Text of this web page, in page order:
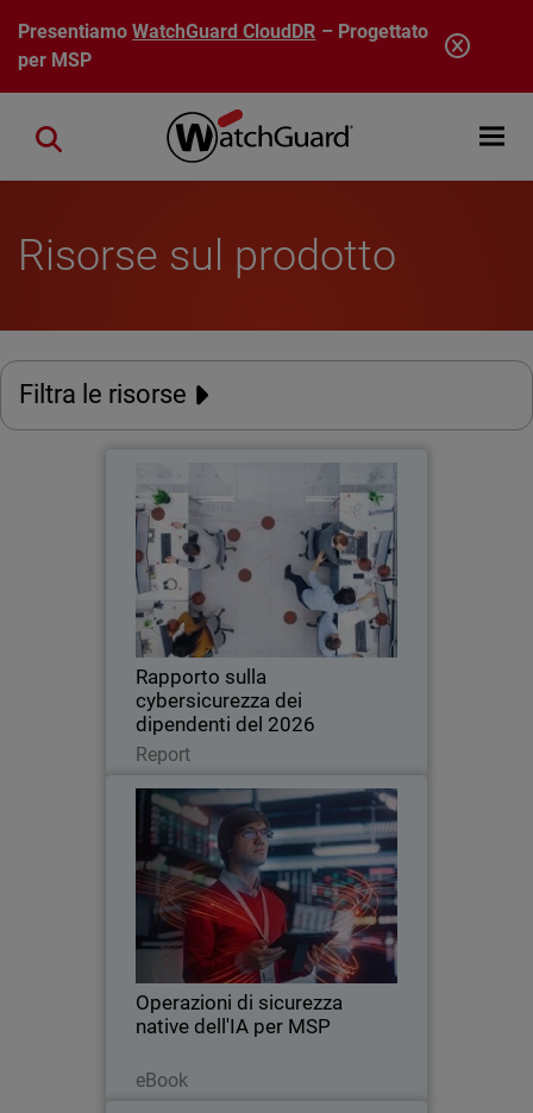
Salta al contenuto principale
PresentiamoWatchGuard CloudDR – Progettato
per MSP
Open
Close search
Risorse sul prodotto
Filtra le risorse
Rapporto sulla
cybersicurezza dei
dipendenti del 2026
Report
Rapporto sulla cybersicurezza
dei dipendenti del 2026
Una nuova ricerca globale rivela come
l'uso non autorizzato dell'intelligenza
artificiale e una scarsa igiene
informatica stiano aumentando i rischi
per le aziende di tutte le dimensioni.
Leggi ora
Thumbnail
Operazioni di sicurezza
native dell'IA per MSP
eBook
Operazioni di sicurezza native
dell'IA per MSP
Body
L'intelligenza artificiale sta
trasformando la sicurezza informatica
alla velocità della macchina, mettendo
in luce i limiti delle tradizionali
operazioni di sicurezza gestite
dall'uomo. Questo eBook…